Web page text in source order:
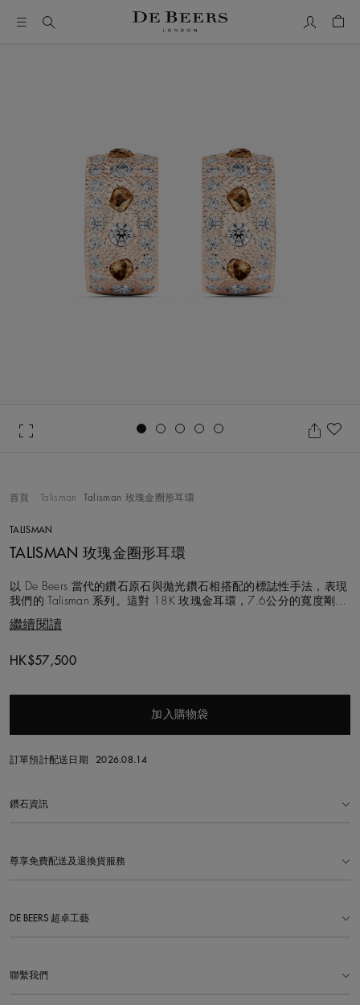
首頁 Talisman Talisman 玫瑰金圈形耳環
TALISMAN
TALISMAN 玫瑰金圈形耳環
以 De Beers 當代的鑽石原石與拋光鑽石相搭配的標誌性手法，表現
我們的 Talisman 系列。這對 18K 玫瑰金耳環，7.6公分的寬度剛好
石原石交錯，白鑽與彩鑽並列，分別以我們獨有的鑿點金工鑲嵌工
繼續閱讀
Original price
HK$57,500
加入購物袋
訂單預計配送日期 2026.08.14
鑽石資訊
尊享免費配送及退換貨服務
DE BEERS 超卓工藝
聯繫我們